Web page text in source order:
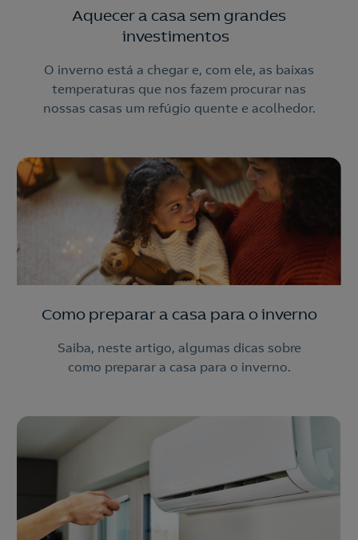
Aquecer a casa sem grandes
investimentos
O inverno está a chegar e, com ele, as baixas
temperaturas que nos fazem procurar nas
nossas casas um refúgio quente e acolhedor.
Como preparar a casa para o inverno
Saiba, neste artigo, algumas dicas sobre
como preparar a casa para o inverno.